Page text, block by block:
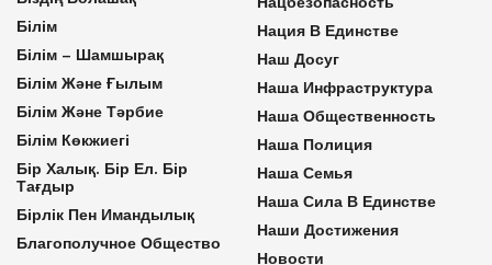
Білім
Білім – Шамшырақ
Білім Және Ғылым
Білім Және Тәрбие
Білім Көкжиегі
Бір Халық. Бір Ел. Бір
Тағдыр
Бірлік Пен Имандылық
Благополучное Общество
Нация В Единстве
Наш Досуг
Наша Инфраструктура
Наша Общественность
Наша Полиция
Наша Семья
Наша Сила В Единстве
Наши Достижения
Новости